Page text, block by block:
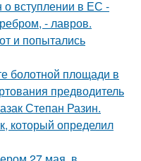
вступлении в ЕС -
- лавров.
и попытались
болотной площади в
предводитель
Степан Разин.
который определил